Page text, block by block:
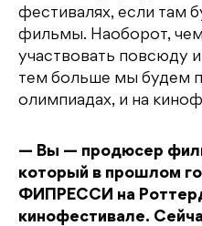
фестивалях, если там
фильмы. Наоборот,
участвовать повсюду
тем больше мы будем
олимпиадах, и на
— Вы — продюсер
который в прошлом
ФИПРЕССИ на
кинофестивале.